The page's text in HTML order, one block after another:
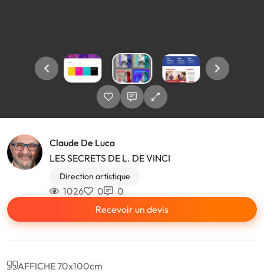
Claude De Luca
LES SECRETS DE L. DE VINCI
Direction artistique
1026 0
0
Recevoir un devis
AFFICHE 70x100cm